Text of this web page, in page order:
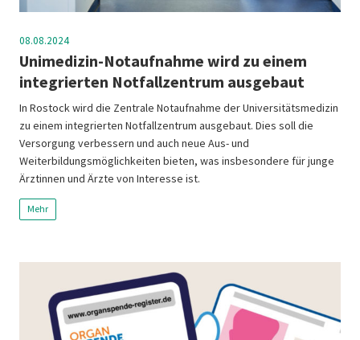
08.08.2024
Unimedizin-Notaufnahme wird zu einem
integrierten Notfallzentrum ausgebaut
In Rostock wird die Zentrale Notaufnahme der Universitätsmedizin
zu einem integrierten Notfallzentrum ausgebaut. Dies soll die
Versorgung verbessern und auch neue Aus- und
Weiterbildungsmöglichkeiten bieten, was insbesondere für junge
Ärztinnen und Ärzte von Interesse ist.
Mehr